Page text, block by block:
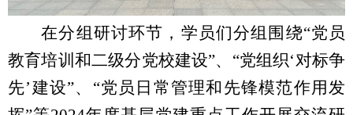
在分组研讨环节，学员们分组围绕“党员
教育培训和二级分党校建设”、“党组织‘对标争
先’建设”、“党员日常管理和先锋模范作用发